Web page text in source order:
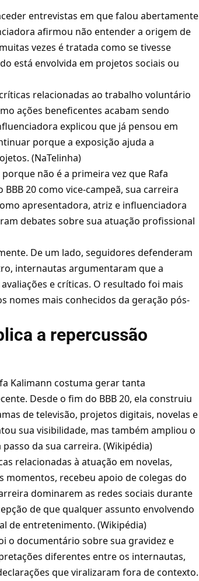
entrevistas em que falou abertamente
afirmou não entender a origem de
vezes é tratada como se tivesse
está envolvida em projetos sociais ou
relacionadas ao trabalho voluntário
ações beneficentes acabam sendo
explicou que já pensou em
porque a exposição ajuda a
(NaTelinha)
não é a primeira vez que Rafa
20 como vice-campeã, sua carreira
apresentadora, atriz e influenciadora
debates sobre sua atuação profissional
De um lado, seguidores defenderam
internautas argumentaram que a
e críticas. O resultado foi mais
nomes mais conhecidos da geração pós-
a repercussão
Kalimann costuma gerar tanta
Desde o fim do BBB 20, ela construiu
de televisão, projetos digitais, novelas e
sua visibilidade, mas também ampliou o
da sua carreira. (Wikipédia)
relacionadas à atuação em novelas,
momentos, recebeu apoio de colegas do
dominarem as redes sociais durante
de que qualquer assunto envolvendo
de entretenimento. (Wikipédia)
o documentário sobre sua gravidez e
diferentes entre os internautas,
que viralizaram fora de contexto.